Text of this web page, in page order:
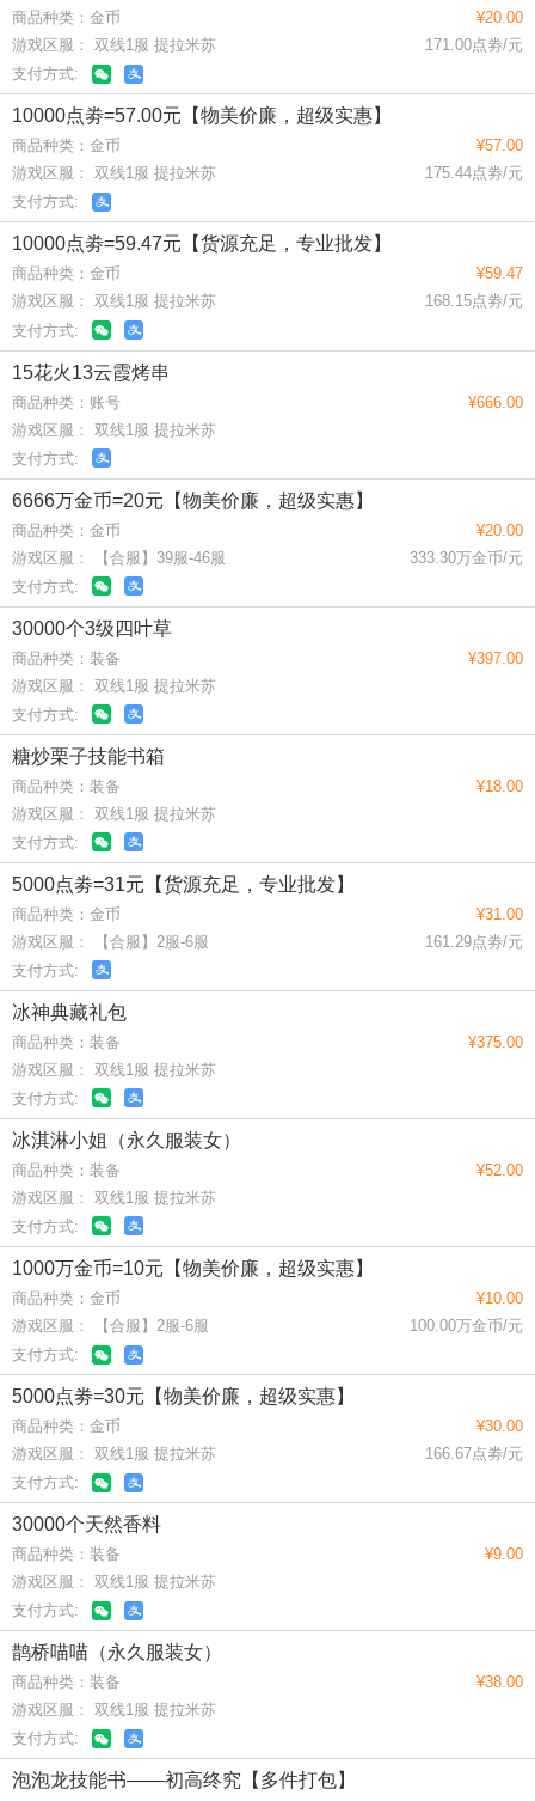
商品种类：金币
游戏区服： 双线1服 提拉米苏
支付方式:
¥20.00
171.00点劵/元
10000点劵=57.00元【物美价廉，超级实惠】
商品种类：金币
游戏区服： 双线1服 提拉米苏
支付方式:
¥57.00
175.44点劵/元
10000点劵=59.47元【货源充足，专业批发】
商品种类：金币
游戏区服： 双线1服 提拉米苏
支付方式:
¥59.47
168.15点劵/元
15花火13云霞烤串
商品种类：账号
游戏区服： 双线1服 提拉米苏
支付方式:
¥666.00
6666万金币=20元【物美价廉，超级实惠】
商品种类：金币
游戏区服： 【合服】39服-46服
支付方式:
¥20.00
333.30万金币/元
30000个3级四叶草
商品种类：装备
游戏区服： 双线1服 提拉米苏
支付方式:
¥397.00
糖炒栗子技能书箱
商品种类：装备
游戏区服： 双线1服 提拉米苏
支付方式:
¥18.00
5000点劵=31元【货源充足，专业批发】
商品种类：金币
游戏区服： 【合服】2服-6服
支付方式:
¥31.00
161.29点劵/元
冰神典藏礼包
商品种类：装备
游戏区服： 双线1服 提拉米苏
支付方式:
¥375.00
冰淇淋小姐（永久服装女）
商品种类：装备
游戏区服： 双线1服 提拉米苏
支付方式:
¥52.00
1000万金币=10元【物美价廉，超级实惠】
商品种类：金币
游戏区服： 【合服】2服-6服
支付方式:
¥10.00
100.00万金币/元
5000点劵=30元【物美价廉，超级实惠】
商品种类：金币
游戏区服： 双线1服 提拉米苏
支付方式:
¥30.00
166.67点劵/元
30000个天然香料
商品种类：装备
游戏区服： 双线1服 提拉米苏
支付方式:
¥9.00
鹊桥喵喵（永久服装女）
商品种类：装备
游戏区服： 双线1服 提拉米苏
支付方式:
¥38.00
泡泡龙技能书——初高终究【多件打包】